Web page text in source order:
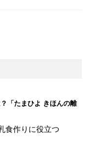
「たまひよ きほんの離
食作りに役立つ